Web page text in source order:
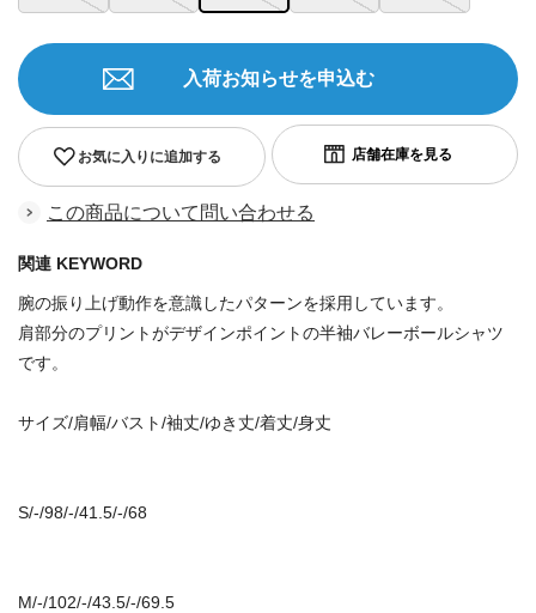
お気に入りに追加する
入荷お知らせを申込む
この商品について問い合わせる
関連 KEYWORD
腕の振り上げ動作を意識したパターンを採用しています。
肩部分のプリントがデザインポイントの半袖バレーボールシャツ
です。
サイズ/肩幅/バスト/袖丈/ゆき丈/着丈/身丈
S/-/98/-/41.5/-/68
M/-/102/-/43.5/-/69.5